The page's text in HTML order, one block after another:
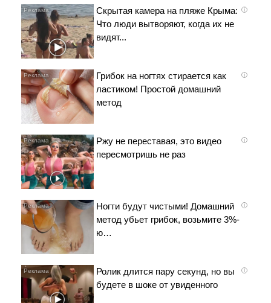
i
Скрытая камера на пляже Крыма:
Что люди вытворяют, когда их не
видят...
i
Грибок на ногтях стирается как
ластиком! Простой домашний
метод
i
Ржу не переставая, это видео
пересмотришь не раз
i
Ногти будут чистыми! Домашний
метод убьет грибок, возьмите 3%-
ю…
i
Ролик длится пару секунд, но вы
будете в шоке от увиденного